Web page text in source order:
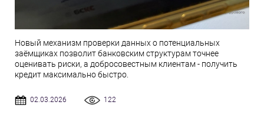
Новый механизм проверки данных о потенциальных
заёмщиках позволит банковским структурам точнее
оценивать риски, а добросовестным клиентам - получить
кредит максимально быстро.
02.03.2026 122